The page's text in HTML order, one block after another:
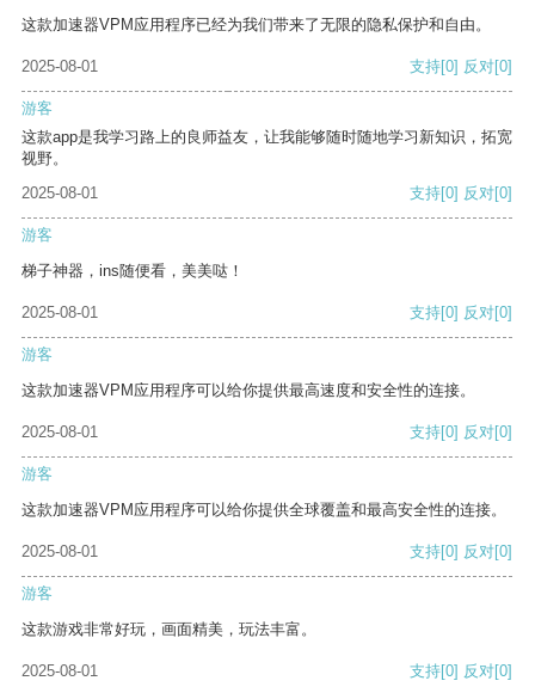
这款加速器VPM应用程序已经为我们带来了无限的隐私保护和自由。
2025-08-01 支持[0] 反对[0]
游客
这款app是我学习路上的良师益友，让我能够随时随地学习新知识，拓宽
视野。
2025-08-01
支持[0] 反对[0]
游客
梯子神器，ins随便看，美美哒！
2025-08-01 支持[0] 反对[0]
游客
这款加速器VPM应用程序可以给你提供最高速度和安全性的连接。
2025-08-01 支持[0] 反对[0]
游客
这款加速器VPM应用程序可以给你提供全球覆盖和最高安全性的连接。
2025-08-01 支持[0] 反对[0]
游客
这款游戏非常好玩，画面精美，玩法丰富。
2025-08-01 支持[0] 反对[0]